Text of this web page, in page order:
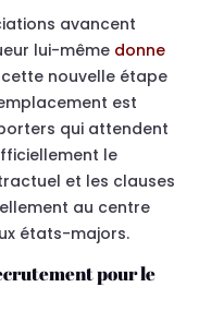
avancent
lui-même donne
nouvelle étape
est
qui attendent
le
et les clauses
au centre
états-majors.
pour le